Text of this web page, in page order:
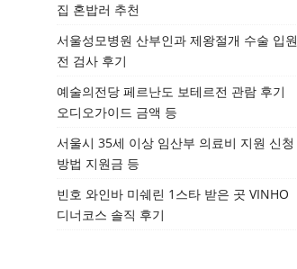
집 혼밥러 추천
서울성모병원 산부인과 제왕절개 수술 입원
전 검사 후기
예술의전당 페르난도 보테르전 관람 후기
오디오가이드 금액 등
서울시 35세 이상 임산부 의료비 지원 신청
방법 지원금 등
빈호 와인바 미쉐린 1스타 받은 곳 VINHO
디너코스 솔직 후기